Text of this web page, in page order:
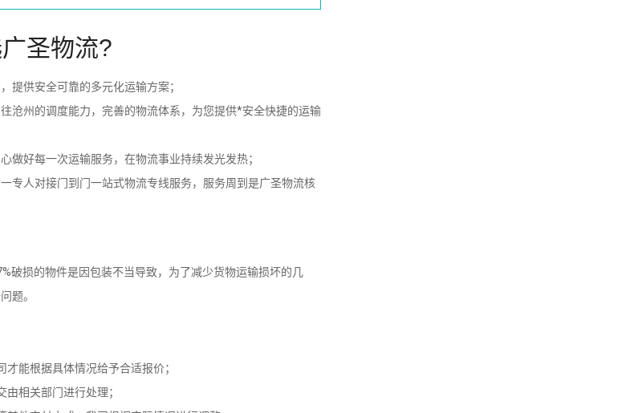
圣物流?
提供安全可靠的多元化运输方案；
沧州的调度能力，完善的物流体系，为您提供*安全快捷的运输
做好每一次运输服务，在物流事业持续发光发热；
专人对接门到门一站式物流专线服务，服务周到是广圣物流核
破损的物件是因包装不当导致，为了减少货物运输损坏的几
题。
能根据具体情况给予合适报价；
相关部门进行处理；